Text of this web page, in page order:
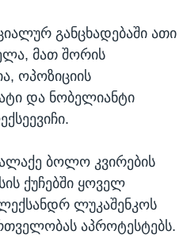
განცხადებაში ათი
მათ შორის
ოპოზიციის
და ნობელიანტი
ბოლო კვირების
ქუჩებში ყოველ
ლუკაშენკოს
აპროტესტებს.